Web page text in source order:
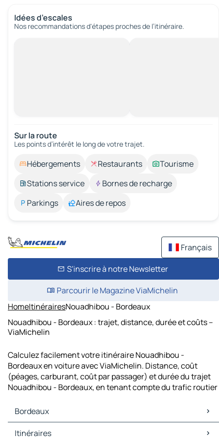
Idées d’escales
Nos recommandations d'étapes proches de l’itinéraire.
Sur la route
Les points d’intérêt le long de votre trajet.
Hébergements Restaurants
Tourisme
Stations service
Bornes de recharge
Parkings
Aires de repos
Français
S'inscrire à notre Newsletter
Parcourir le Magazine ViaMichelin
HomeItinérairesNouadhibou - Bordeaux
Nouadhibou - Bordeaux : trajet, distance, durée et coûts –
ViaMichelin
Calculez facilement votre itinéraire Nouadhibou -
Bordeaux en voiture avec ViaMichelin. Distance, coût
(péages, carburant, coût par passager) et durée du trajet
Nouadhibou - Bordeaux, en tenant compte du trafic routier
Bordeaux
Bordeaux Cartes et plans
Itinéraires